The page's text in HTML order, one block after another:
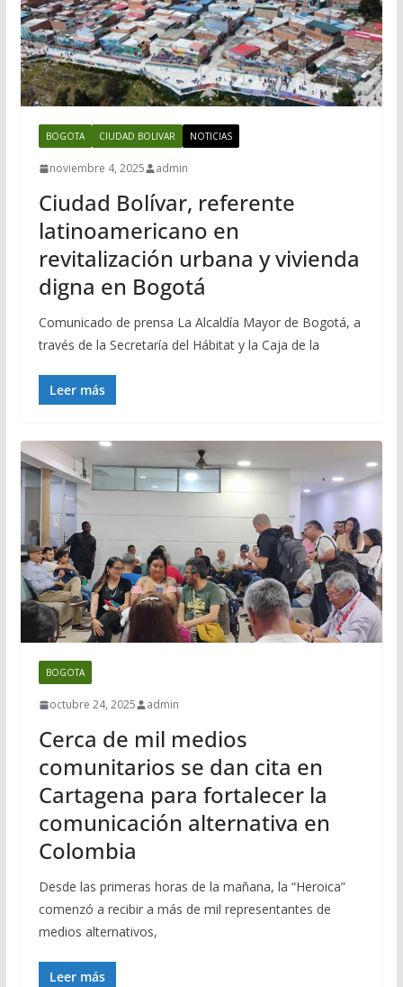
BOGOTA CIUDAD BOLIVAR NOTICIAS
noviembre 4, 2025 admin
Ciudad Bolívar, referente
latinoamericano en
revitalización urbana y vivienda
digna en Bogotá
Comunicado de prensa La Alcaldía Mayor de Bogotá, a
través de la Secretaría del Hábitat y la Caja de la
Leer más
BOGOTA
octubre 24, 2025 admin
Cerca de mil medios
comunitarios se dan cita en
Cartagena para fortalecer la
comunicación alternativa en
Colombia
Desde las primeras horas de la mañana, la “Heroica”
comenzó a recibir a más de mil representantes de
medios alternativos,
Leer más